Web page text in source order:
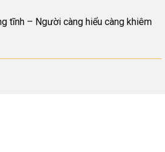
tĩnh – Người càng hiểu càng khiêm